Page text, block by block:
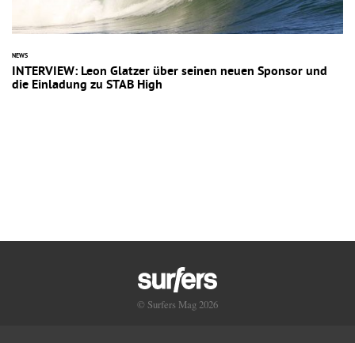
NEWS
INTERVIEW: Leon Glatzer über seinen neuen Sponsor und
die Einladung zu STAB High
© Surfers Mag 2026